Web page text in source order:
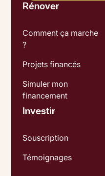
Rénover
Comment ça marche
?
Projets financés
Simuler mon
financement
Investir
Souscription
Témoignages